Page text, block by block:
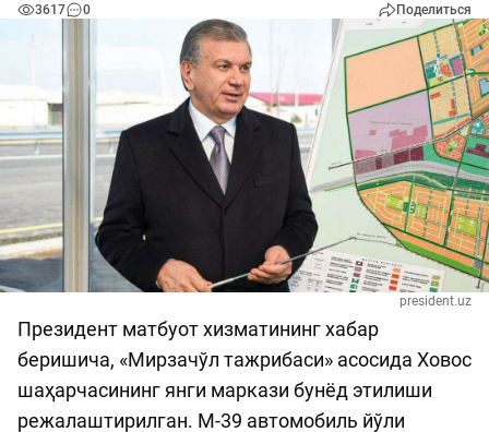
3617 0 Поделиться
president.uz
Президент матбуот хизматининг хабар
беришича, «Мирзачўл тажрибаси» асосида Ховос
шаҳарчасининг янги маркази бунёд этилиши
режалаштирилган. М-39 автомобиль йўли